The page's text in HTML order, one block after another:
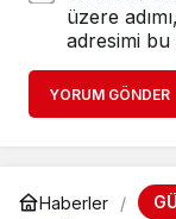
üzere
adresimi bu
YORUM GÖNDER
Haberler